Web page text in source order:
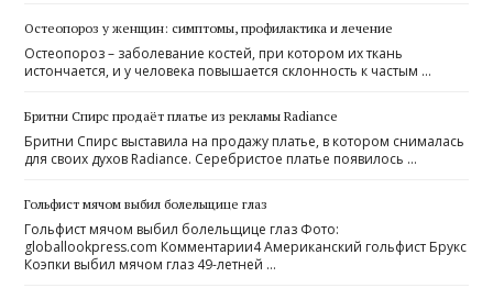
Остеопороз у женщин: симптомы, профилактика и лечение
Остеопороз – заболевание костей, при котором их ткань
истончается, и у человека повышается склонность к частым …
Бритни Спирс продаёт платье из рекламы Radiance
Бритни Спирс выставила на продажу платье, в котором снималась
для своих духов Radiance. Серебристое платье появилось …
Гольфист мячом выбил болельщице глаз
Гольфист мячом выбил болельщице глаз Фото:
globallookpress.com Комментарии4 Американский гольфист Брукс
Коэпки выбил мячом глаз 49-летней …